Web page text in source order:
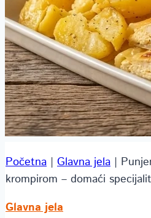
Početna | Glavna jela |
krompirom – domaći
Glavna jela